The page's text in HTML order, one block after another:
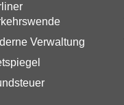
Verwaltung